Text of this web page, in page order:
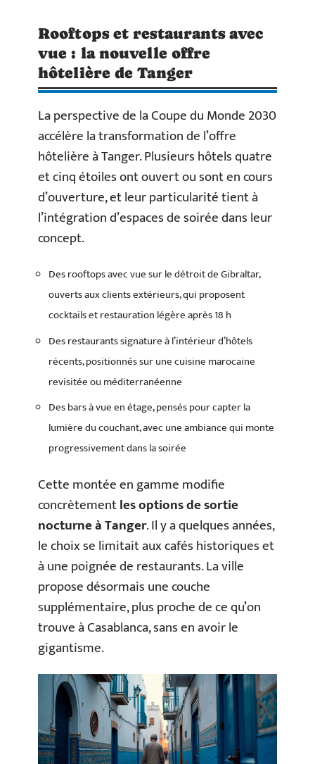
Rooftops et restaurants avec
vue : la nouvelle offre
hôtelière de Tanger
La perspective de la Coupe du Monde 2030
accélère la transformation de l’offre
hôtelière à Tanger. Plusieurs hôtels quatre
et cinq étoiles ont ouvert ou sont en cours
d’ouverture, et leur particularité tient à
l’intégration d’espaces de soirée dans leur
concept.
Des rooftops avec vue sur le détroit de Gibraltar,
ouverts aux clients extérieurs, qui proposent
cocktails et restauration légère après 18 h
Des restaurants signature à l’intérieur d’hôtels
récents, positionnés sur une cuisine marocaine
revisitée ou méditerranéenne
Des bars à vue en étage, pensés pour capter la
lumière du couchant, avec une ambiance qui monte
progressivement dans la soirée
Cette montée en gamme modifie
concrètementles options de sortie
nocturne à Tanger. Il y a quelques années,
le choix se limitait aux cafés historiques et
à une poignée de restaurants. La ville
propose désormais une couche
supplémentaire, plus proche de ce qu’on
trouve à Casablanca, sans en avoir le
gigantisme.